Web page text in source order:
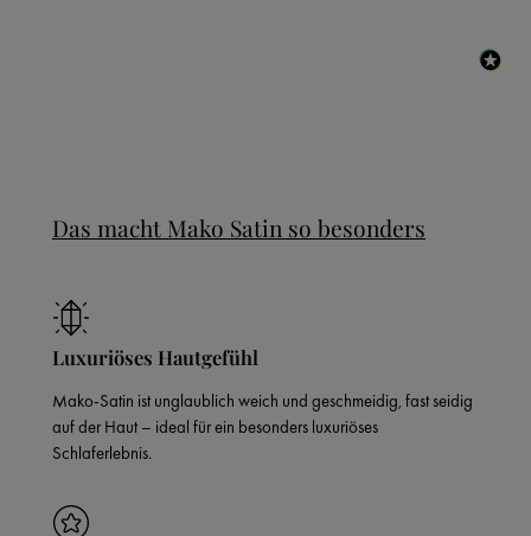
Das macht Mako Satin so besonders
Luxuriöses Hautgefühl
Mako-Satin ist unglaublich weich und geschmeidig, fast seidig
auf der Haut – ideal für ein besonders luxuriöses
Schlaferlebnis.